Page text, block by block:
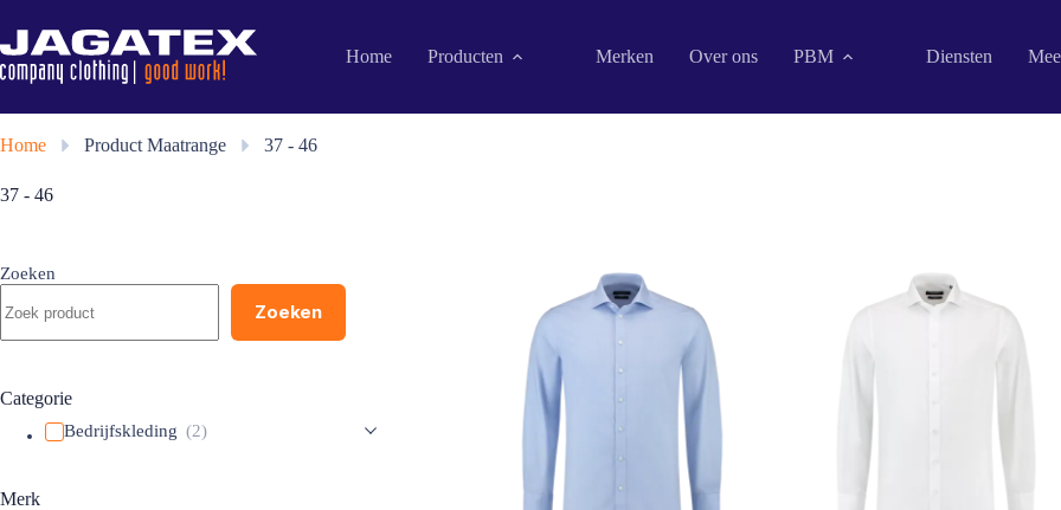
naar
de
inhoud
Home Producten Merken Over ons PBM Diensten
Home » Product Maatrange » 37 - 46
37 - 46
Zoeken
Zoeken
Categorie
Bedrijfskleding (2)
Merk